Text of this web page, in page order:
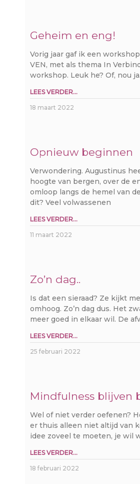
Geheim en eng!
Vorig jaar gaf ik een
VEN, met als thema In
workshop. Leuk he? Of, nou
LEES VERDER...
18 maart 2022
Opnieuw beginnen
Verwondering. Augustinus
hoogte van bergen, over de
omloop langs de hemel van
dit? Veel volwassenen
LEES VERDER...
11 maart 2022
Zo’n dag..
Is dat een sieraad? Ze kijkt
omhoog. Zo’n dag dus. Het
meer goed in elkaar wil. De
LEES VERDER...
25 februari 2022
Mindfulness blijven
Wel of niet verder oefenen?
er thuis alleen niet altijd van
idee zoveel te moeten, je wil
LEES VERDER...
18 februari 2022